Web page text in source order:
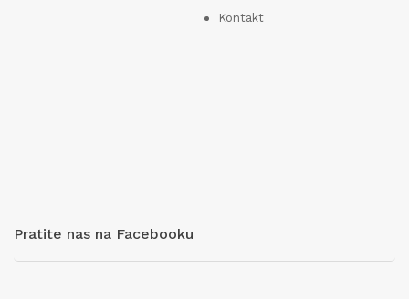
Kontakt
Pratite nas na Facebooku